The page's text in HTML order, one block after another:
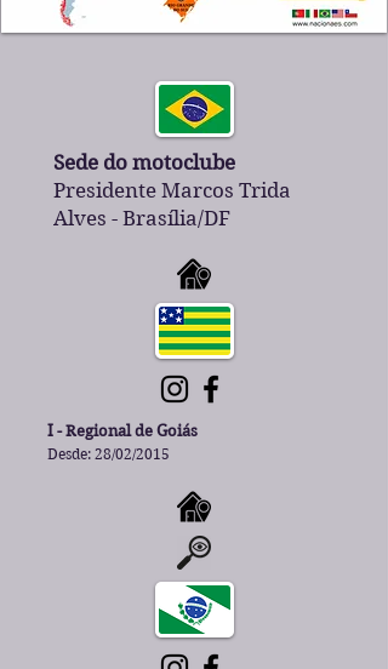
Sede do motoclube
Presidente Marcos Trida
Alves - Brasília/DF
I - Regional de Goiás
Desde: 28/02/2015